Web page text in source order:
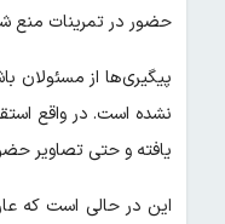
حضور در تمرینات منع
پیگیری‌ها از مسئولان
نشده است. در واقع
یافته و حتی تصاویر
این در حالی است که